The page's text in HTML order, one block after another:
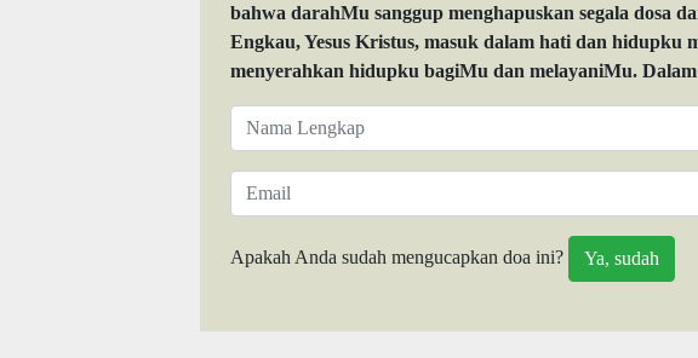
bahwa darahMu sanggup menghapuskan segala dosa
Engkau, Yesus Kristus, masuk dalam hati dan hidupku
menyerahkan hidupku bagiMu dan melayaniMu.
Apakah Anda sudah mengucapkan doa ini?